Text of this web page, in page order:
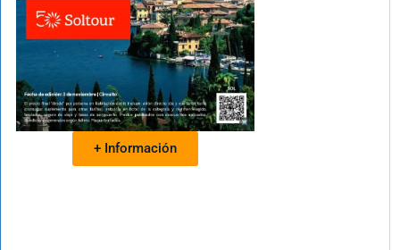
+ Información